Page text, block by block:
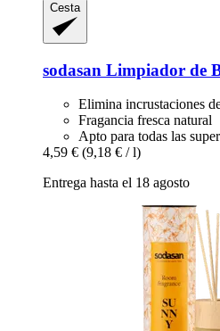
Cesta
sodasan Limpiador de
Elimina incrustaciones
Fragancia fresca natural
Apto para todas las
4,59 € (9,18 € / l)
Entrega hasta el 18 agosto